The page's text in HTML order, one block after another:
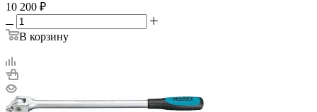
10 200 ₽
В корзину